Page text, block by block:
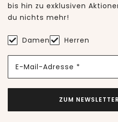
bis hin zu exklusiven
du nichts mehr!
Damen Herren
E-Mail-Adresse *
ZUM